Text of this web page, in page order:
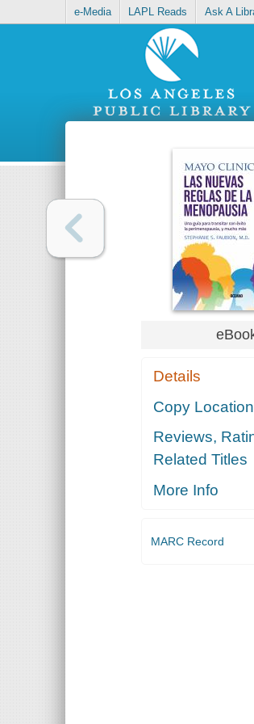
e-Media LAPL Reads Ask A
Details
Copy
Reviews,
Related Titles
More Info
MARC Record